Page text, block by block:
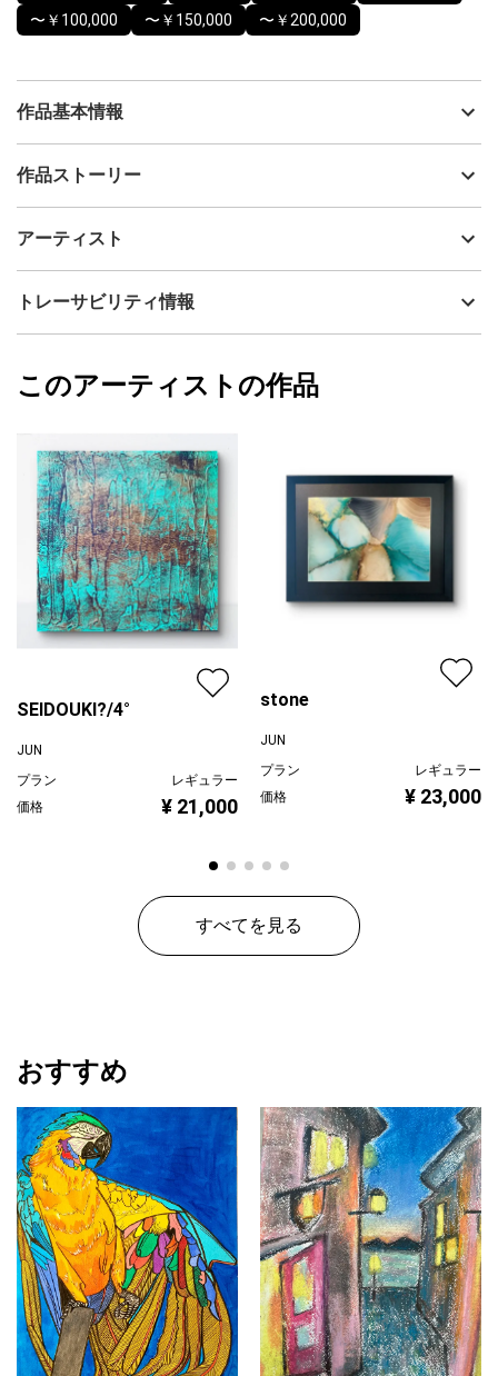
〜￥100,000
〜￥150,000 〜￥200,000
作品基本情報
出品者
制作年
ミクストメディア
カラー
その他カラー
配送目安
二週間以内
作品ストーリー
季節を感じさせるようでもあり
※金具・吊り紐は装着済みです
※モニター環境により若干色味が違う場合がございます。ご了承く
ださいませ。
アーティスト
JUN
フォローする
トレーサビリティ情報
JUN
このアーティストの作品
SEIDOUKI?/4°
JUN
プラン
レギュラー
価格
¥ 21,000
stone
JUN
プラン
レギュラー
価格
¥ 23,000
すべてを見る
おすすめ